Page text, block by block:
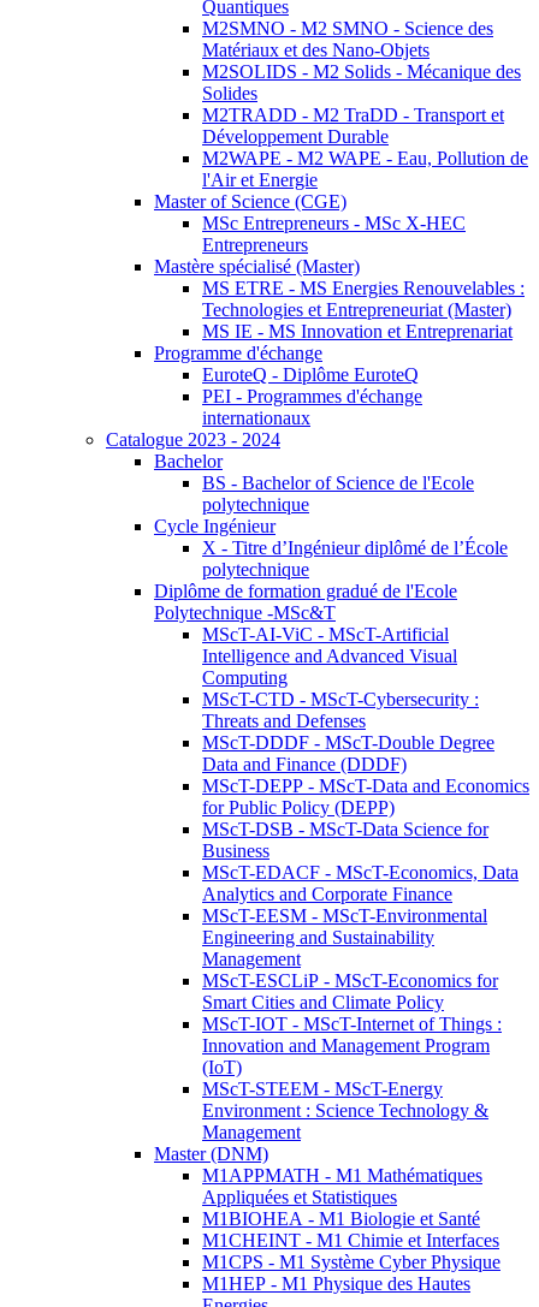
Quantiques
M2SMNO - M2 SMNO - Science des
Matériaux et des Nano-Objets
M2SOLIDS - M2 Solids - Mécanique des
Solides
M2TRADD - M2 TraDD - Transport et
Développement Durable
M2WAPE - M2 WAPE - Eau, Pollution de
l'Air et Energie
Master of Science (CGE)
MSc Entrepreneurs - MSc X-HEC
Entrepreneurs
Mastère spécialisé (Master)
MS ETRE - MS Energies Renouvelables :
Technologies et Entrepreneuriat (Master)
MS IE - MS Innovation et Entreprenariat
Programme d'échange
EuroteQ - Diplôme EuroteQ
PEI - Programmes d'échange
internationaux
Catalogue 2023 - 2024
Bachelor
BS - Bachelor of Science de l'Ecole
polytechnique
Cycle Ingénieur
X - Titre d’Ingénieur diplômé de l’École
polytechnique
Diplôme de formation gradué de l'Ecole
Polytechnique -MSc&T
MScT-AI-ViC - MScT-Artificial
Intelligence and Advanced Visual
Computing
MScT-CTD - MScT-Cybersecurity :
Threats and Defenses
MScT-DDDF - MScT-Double Degree
Data and Finance (DDDF)
MScT-DEPP - MScT-Data and Economics
for Public Policy (DEPP)
MScT-DSB - MScT-Data Science for
Business
MScT-EDACF - MScT-Economics, Data
Analytics and Corporate Finance
MScT-EESM - MScT-Environmental
Engineering and Sustainability
Management
MScT-ESCLiP - MScT-Economics for
Smart Cities and Climate Policy
MScT-IOT - MScT-Internet of Things :
Innovation and Management Program
(IoT)
MScT-STEEM - MScT-Energy
Environment : Science Technology &
Management
Master (DNM)
M1APPMATH - M1 Mathématiques
Appliquées et Statistiques
M1BIOHEA - M1 Biologie et Santé
M1CHEINT - M1 Chimie et Interfaces
M1CPS - M1 Système Cyber Physique
M1HEP - M1 Physique des Hautes